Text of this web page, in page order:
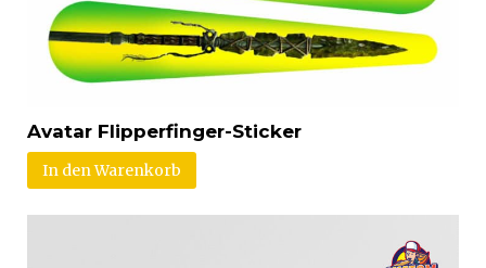
Avatar Flipperfinger-Sticker
In den Warenkorb